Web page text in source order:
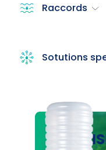
Raccords
Sotutions